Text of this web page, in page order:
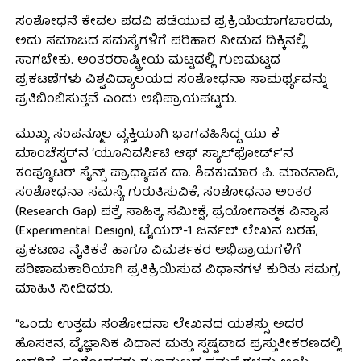
ಸಂಶೋಧನೆ ಕೇವಲ ಪದವಿ ಪಡೆಯುವ ಪ್ರಕ್ರಿಯೆಯಾಗಬಾರದು,
ಅದು ಸಮಾಜದ ಸಮಸ್ಯೆಗಳಿಗೆ ಪರಿಹಾರ ನೀಡುವ ದಿಕ್ಕಿನಲ್ಲಿ
ಸಾಗಬೇಕು. ಅಂತರರಾಷ್ಟ್ರೀಯ ಮಟ್ಟದಲ್ಲಿ ಗುಣಮಟ್ಟದ
ಪ್ರಕಟಣೆಗಳು ವಿಶ್ವವಿದ್ಯಾಲಯದ ಸಂಶೋಧನಾ ಸಾಮರ್ಥ್ಯವನ್ನು
ಪ್ರತಿಬಿಂಬಿಸುತ್ತವೆ ಎಂದು ಅಭಿಪ್ರಾಯಪಟ್ಟರು.
ಮುಖ್ಯ ಸಂಪನ್ಮೂಲ ವ್ಯಕ್ತಿಯಾಗಿ ಭಾಗವಹಿಸಿದ್ದ ಯು ಕೆ
ಮಾಂಚೆಸ್ಟರ್‌ನ ‘ಯೂನಿವರ್ಸಿಟಿ ಆಫ್ ಸ್ಯಾಲ್‌ಫೋರ್ಡ್’ನ
ಕಂಪ್ಯೂಟರ್ ಸೈನ್ಸ್ ಪ್ರಾಧ್ಯಾಪಕ ಡಾ. ಶಿವಕುಮಾರ ಪಿ. ಮಾತನಾಡಿ,
ಸಂಶೋಧನಾ ಸಮಸ್ಯೆ ಗುರುತಿಸುವಿಕೆ, ಸಂಶೋಧನಾ ಅಂತರ
(Research Gap) ಪತ್ತೆ, ಸಾಹಿತ್ಯ ಸಮೀಕ್ಷೆ, ಪ್ರಯೋಗಾತ್ಮಕ ವಿನ್ಯಾಸ
(Experimental Design), ಟೈಯರ್-1 ಜರ್ನಲ್ ಲೇಖನ ಬರಹ,
ಪ್ರಕಟಣಾ ನೈತಿಕತೆ ಹಾಗೂ ವಿಮರ್ಶಕರ ಅಭಿಪ್ರಾಯಗಳಿಗೆ
ಪರಿಣಾಮಕಾರಿಯಾಗಿ ಪ್ರತಿಕ್ರಿಯಿಸುವ ವಿಧಾನಗಳ ಕುರಿತು ಸಮಗ್ರ
ಮಾಹಿತಿ ನೀಡಿದರು.
“ಒಂದು ಉತ್ತಮ ಸಂಶೋಧನಾ ಲೇಖನದ ಯಶಸ್ಸು ಅದರ
ಹೊಸತನ, ವೈಜ್ಞಾನಿಕ ವಿಧಾನ ಮತ್ತು ಸ್ಪಷ್ಟವಾದ ಪ್ರಸ್ತುತೀಕರಣದಲ್ಲಿ